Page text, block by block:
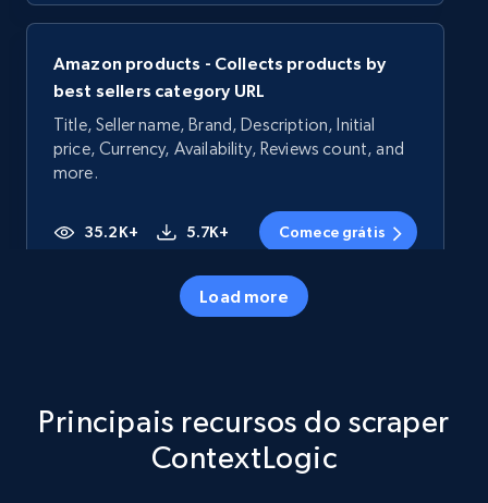
Amazon products - Collects products by
best sellers category URL
Title, Seller name, Brand, Description, Initial
price, Currency, Availability, Reviews count, and
more.
35.2K+ 5.7K+ Comece grátis
price, Currency, Availability, Reviews count, and
Load more
Principais recursos do scraper
ContextLogic